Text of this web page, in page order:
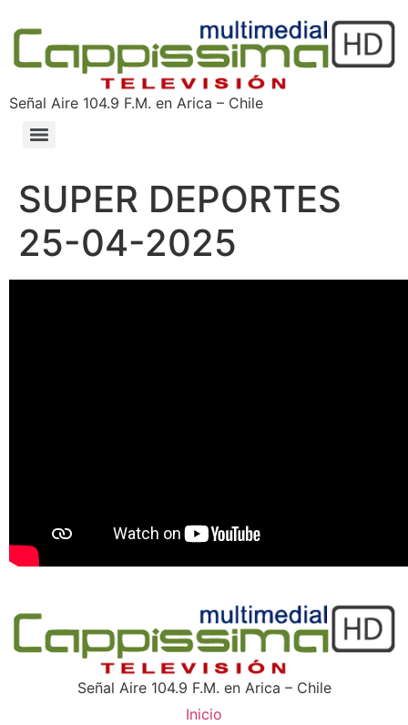
Señal Aire 104.9 F.M. en Arica – Chile
SUPER DEPORTES
25-04-2025
Señal Aire 104.9 F.M. en Arica – Chile
Inicio